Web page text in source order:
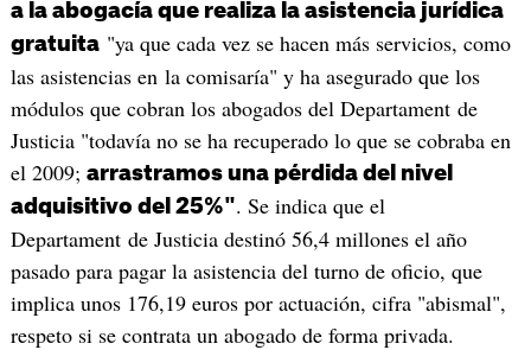
a la abogacía que realiza la asistencia jurídica
gratuita"ya que cada vez se hacen más servicios, como
las asistencias en la comisaría" y ha asegurado que los
módulos que cobran los abogados del Departament de
Justicia "todavía no se ha recuperado lo que se cobraba en
el 2009; arrastramos una pérdida del nivel
adquisitivo del 25%". Se indica que el
Departament de Justicia destinó 56,4 millones el año
pasado para pagar la asistencia del turno de oficio, que
implica unos 176,19 euros por actuación, cifra "abismal",
respeto si se contrata un abogado de forma privada.